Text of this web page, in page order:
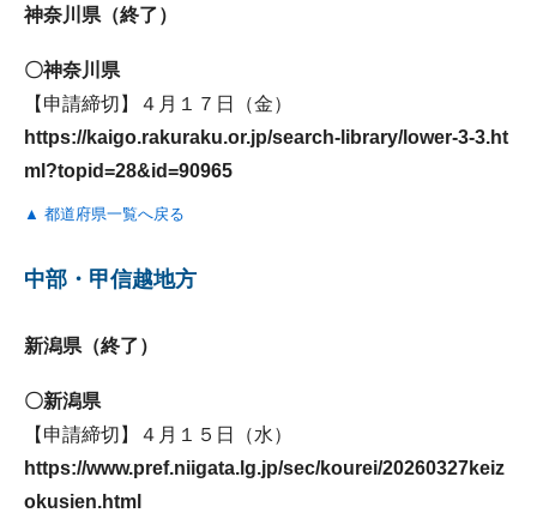
神奈川県（終了）
〇神奈川県
【申請締切】４月１７日（金）
https://kaigo.rakuraku.or.jp/search-library/lower-3-3.ht
ml?topid=28&id=90965
▲ 都道府県一覧へ戻る
中部・甲信越地方
新潟県（終了）
〇新潟県
【申請締切】４月１５日（水）
https://www.pref.niigata.lg.jp/sec/kourei/20260327keiz
okusien.html